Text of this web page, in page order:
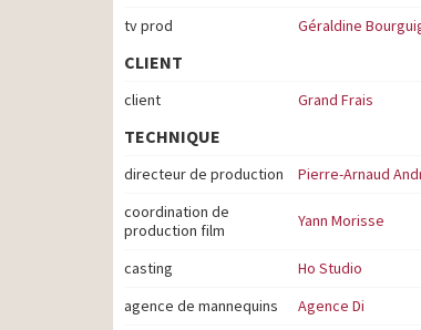
tv prod
Géraldine
CLIENT
client Grand Frais
TECHNIQUE
directeur de production
Pierre-Arnaud
coordination de
production film
Yann Morisse
casting
Ho Studio
agence de mannequins
Agence Di